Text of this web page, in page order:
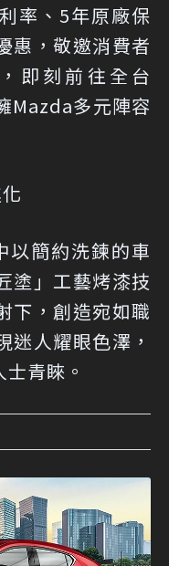
率、5年原廠保
惠，敬邀消費者
即刻前往全台
Mazda多元陣容
以簡約洗鍊的車
塗」工藝烤漆技
下，創造宛如職
迷人耀眼色澤，
士青睞。